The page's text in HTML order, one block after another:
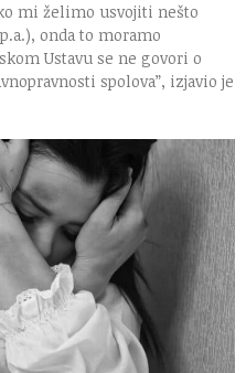
mi želimo usvojiti nešto
onda to moramo
Ustavu se ne govori o
spolova”, izjavio je